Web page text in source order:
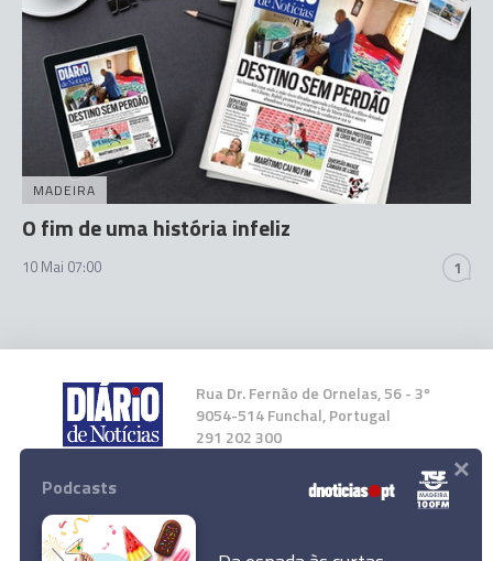
MADEIRA
O fim de uma história infeliz
10 Mai 07:00 1
Rua Dr. Fernão de Ornelas, 56 - 3º
9054-514 Funchal, Portugal
291 202 300
Instale a nossa App
Podcasts ×